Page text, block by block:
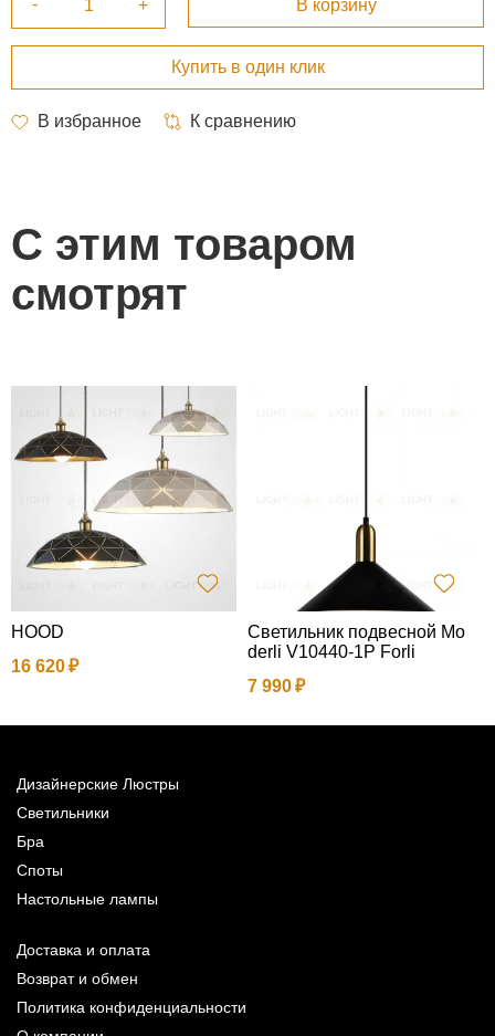
С этим товаром
смотрят
HOOD
16 620
Светильник подвесной Mo
derli V10440-1P Forli
7 990
Дизайнерские Люстры
Светильники
Бра
Споты
Настольные лампы
Доставка и оплата
Возврат и обмен
Политика конфиденциальности